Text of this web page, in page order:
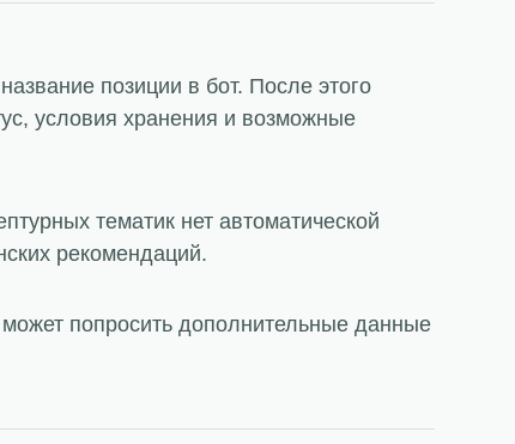
позиции в бот. После этого
условия хранения и возможные
тематик нет автоматической
рекомендаций.
попросить дополнительные данные